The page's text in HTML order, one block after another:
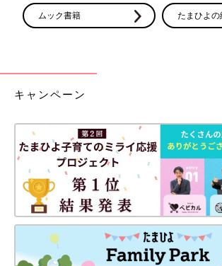
ムック書籍 たまひよの
キャンペーン